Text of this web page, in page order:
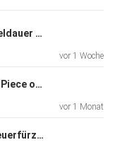
Aufbruch oder
Sommer-Update oder wie Pinkeldauer und Wurstform zur Wissenschaft wurden
vor 1 Woche
Pokémon, Dragon Ball und One Piece oder Knick Knack, Beinchen ab!
vor 1 Monat
Fantastic Four oder wie dich Feuerfürze fliegen lassen